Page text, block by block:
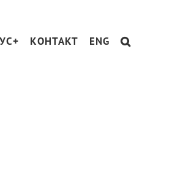
КОНТАКТ ENG